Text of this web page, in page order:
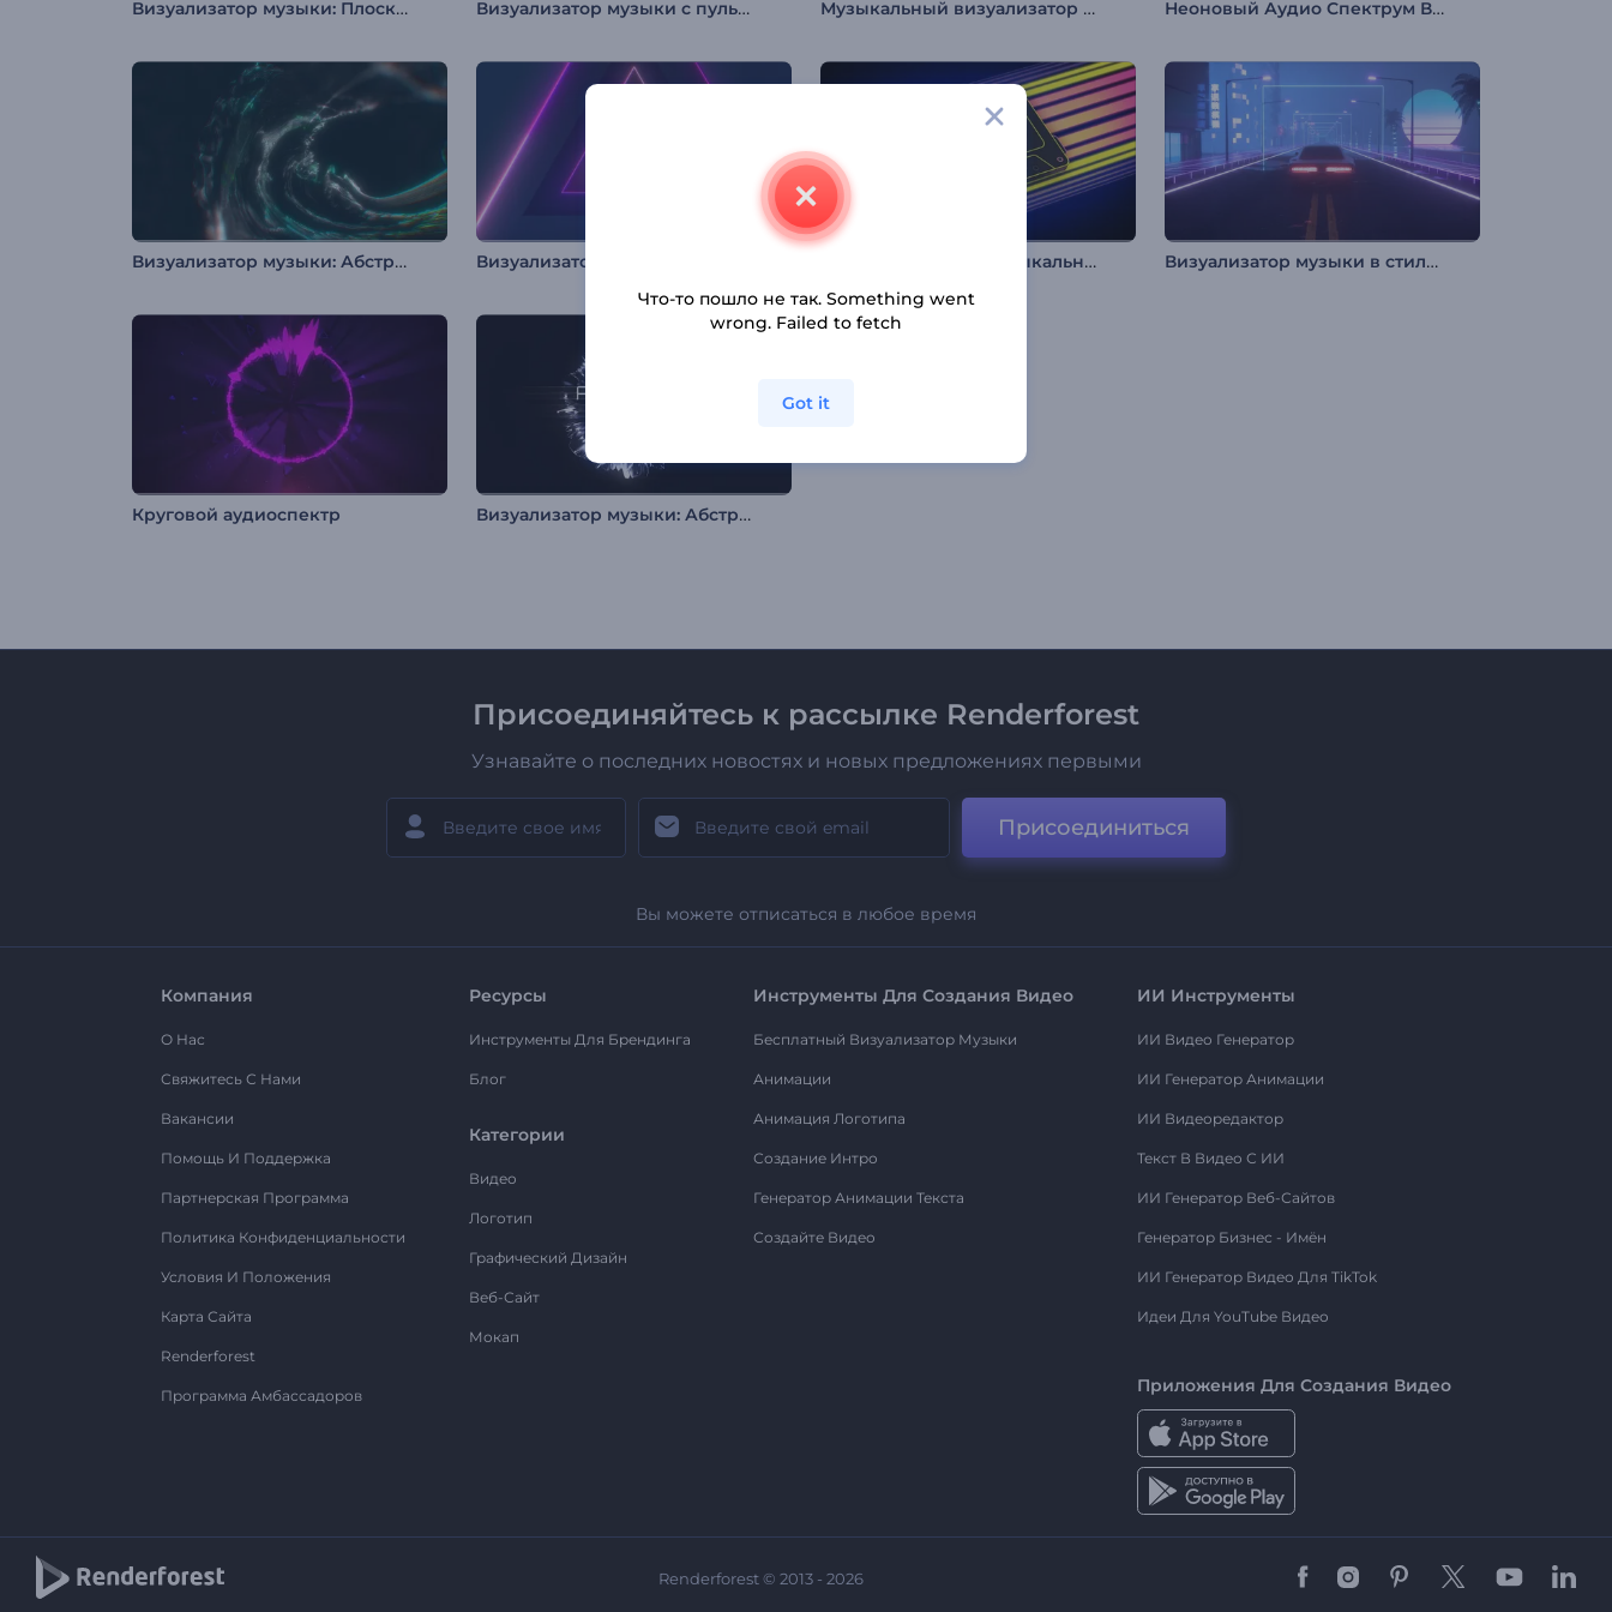
Визуализатор музыки: Плоский аудиоспектр Визуализатор музыки с пульсирующей сеткой Музыкальный визуализатор "Ритмичные биты" Неоновый Аудио Спектрум Визуализатор
Визуализатор музыки: Абстрактный вихрь Ретро Кассетный Музыкальный Визуализатор Визуализатор музыки в стиле ретрофутуризм
Круговой аудиоспектр Визуализатор музыки: Абстрактная сфера
Присоединяйтесь к рассылке Renderforest
Узнавайте о последних новостях и новых предложениях первыми
Присоединиться
Вы можете отписаться в любое время
Компания
О Нас
Свяжитесь С Нами
Вакансии
Помощь И Поддержка
Партнерская Программа
Политика Конфиденциальности
Условия И Положения
Карта Сайта
Renderforest
Программа Амбассадоров
Ресурсы
Инструменты Для Брендинга
Блог
Категории
Видео
Логотип
Графический Дизайн
Веб-Сайт
Мокап
Инструменты Для Создания Видео
Бесплатный Визуализатор Музыки
Анимации
Анимация Логотипа
Создание Интро
Генератор Анимации Текста
Создайте Видео
ИИ Инструменты
ИИ Видео Генератор
ИИ Генератор Анимации
ИИ Видеоредактор
Текст В Видео С ИИ
ИИ Генератор Веб-Сайтов
Генератор Бизнес - Имён
ИИ Генератор Видео Для TikTok
Идеи Для YouTube Видео
Приложения Для Создания Видео
Renderforest © 2013 - 2026
Что-то пошло не так. Something went
wrong. Failed to fetch
Got it